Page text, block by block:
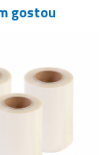
gostou